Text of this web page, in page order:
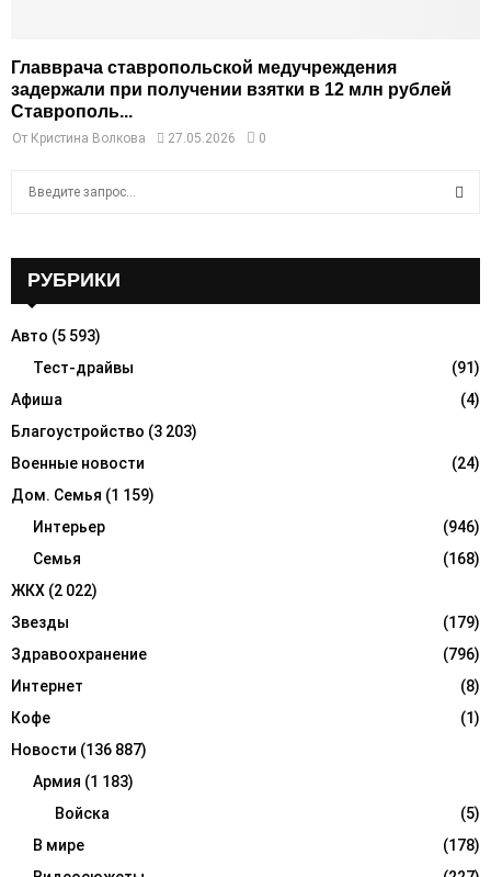
Главврача ставропольской медучреждения
задержали при получении взятки в 12 млн рублей
Ставрополь...
От Кристина Волкова 27.05.2026 0
o
R
C
H
РУБРИКИ
Авто (5 593)
Тест-драйвы
(91)
Афиша
(4)
Благоустройство (3 203)
Военные новости
(24)
Дом. Семья (1 159)
Интерьер
(946)
Семья
(168)
ЖКХ (2 022)
Звезды
(179)
Здравоохранение
(796)
Интернет
(8)
Кофе
(1)
Новости (136 887)
Армия (1 183)
Войска
(5)
В мире
(178)